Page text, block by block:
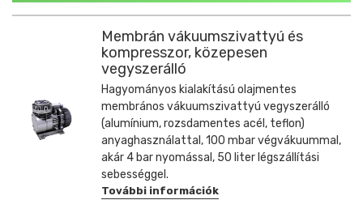
Membrán vákuumszivattyú és
kompresszor, közepesen
vegyszerálló
Hagyományos kialakítású olajmentes
membrános vákuumszivattyú vegyszerálló
(alumínium, rozsdamentes acél, teflon)
anyaghasználattal, 100 mbar végvákuummal,
akár 4 bar nyomással, 50 liter légszállítási
sebességgel.
További információk